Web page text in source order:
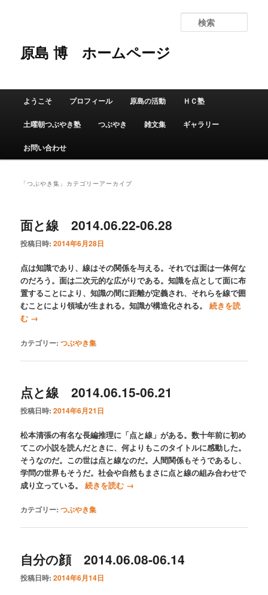
原島 博ホームページ
索
メインメニュー
メインコンテンツへ移動
サブコンテンツへ移動
ようこそ プロフィール 原島の活動 ＨＣ塾
土曜朝つぶやき塾 つぶやき 雑文集 ギャラリー
お問い合わせ
「つぶやき集 」カテゴリーアーカイブ
面と線 2014.06.22-06.28
投稿日時:2014年6月28日
点は知識であり、線はその関係を与える。それでは面は一体何な
のだろう。面は二次元的な広がりである。知識を点として面に布
置することにより、知識の間に距離が定義され、それらを線で囲
むことにより領域が生まれる。知識が構造化される。続きを読
む →
カテゴリー: つぶやき集
点と線 2014.06.15-06.21
投稿日時:2014年6月21日
松本清張の有名な長編推理に「点と線」がある。数十年前に初め
てこの小説を読んだときに、何よりもこのタイトルに感動した。
そうなのだ。この世は点と線なのだ。人間関係もそうであるし、
学問の世界もそうだ。社会や自然もまさに点と線の組み合わせで
成り立っている。続きを読む →
カテゴリー: つぶやき集
自分の顔 2014.06.08-06.14
投稿日時:2014年6月14日